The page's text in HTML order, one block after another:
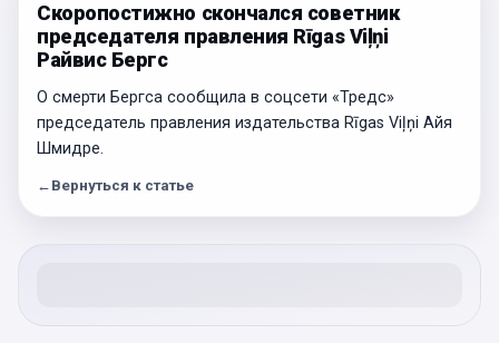
Скоропостижно скончался советник
председателя правления Rīgas Viļņi
Райвис Бергс
О смерти Бергса сообщила в соцсети «Тредс»
председатель правления издательства Rīgas Viļņi Айя
Шмидре.
← Вернуться к статье